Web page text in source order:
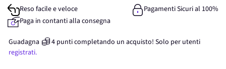
Reso facile e veloce
Pagamenti Sicuri al 100%
Paga in contanti alla consegna
Guadagna 4 punticompletando un acquisto! Solo per utenti
registrati.